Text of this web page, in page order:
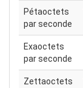
Pétaoctets
par seconde
Exaoctets
par seconde
Zettaoctets